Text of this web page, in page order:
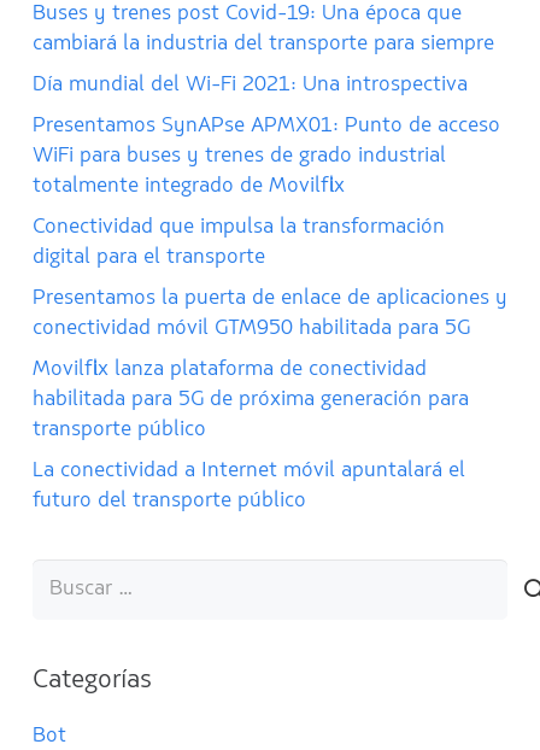
Buses y trenes post Covid-19: Una época que
cambiará la industria del transporte para siempre
Día mundial del Wi-Fi 2021: Una introspectiva
Presentamos SynAPse APMX01: Punto de acceso
WiFi para buses y trenes de grado industrial
totalmente integrado de Movilflix
Conectividad que impulsa la transformación
digital para el transporte
Presentamos la puerta de enlace de aplicaciones y
conectividad móvil GTM950 habilitada para 5G
Movilflix lanza plataforma de conectividad
habilitada para 5G de próxima generación para
transporte público
La conectividad a Internet móvil apuntalará el
futuro del transporte público
Categorías
Bot